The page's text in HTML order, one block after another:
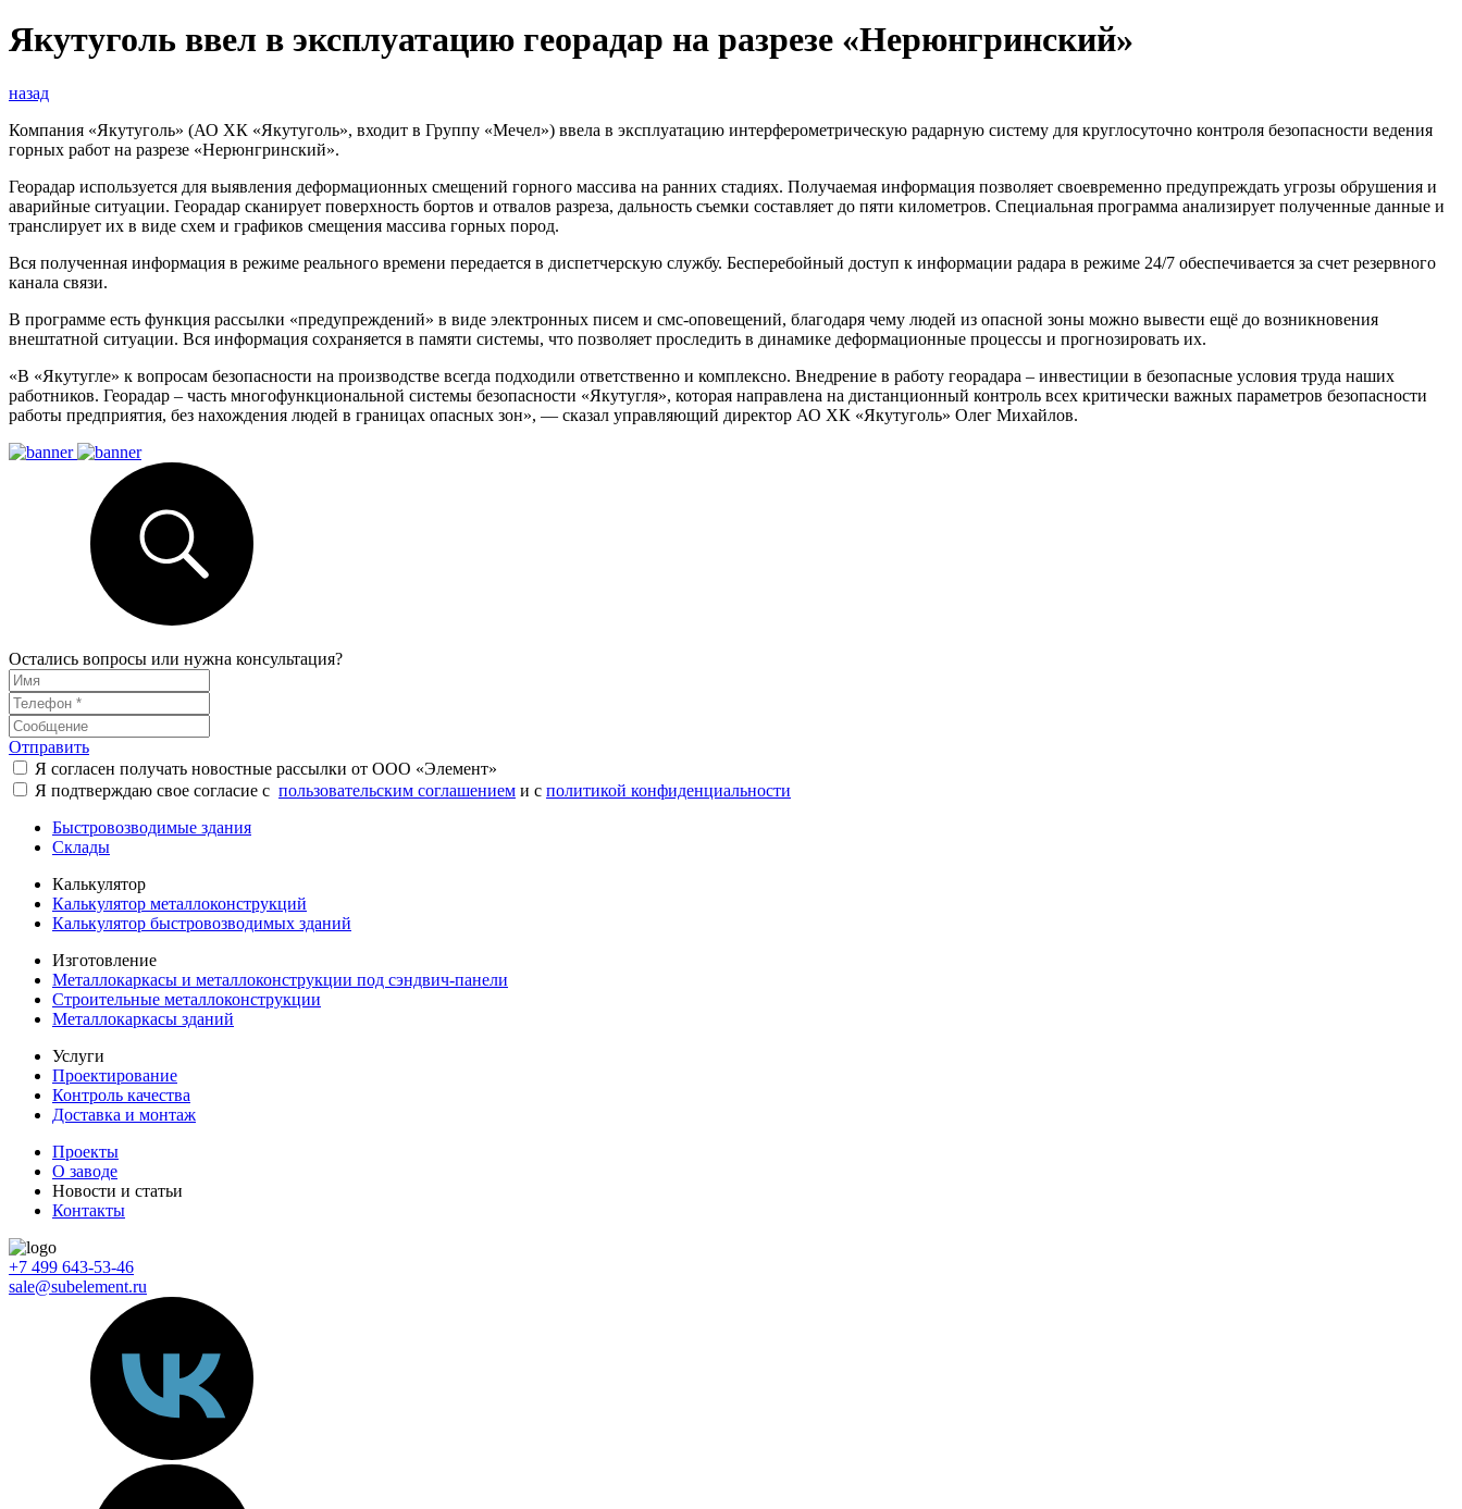
Якутуголь ввел в эксплуатацию георадар на разрезе «Нерюнгринский»
назад
Компания «Якутуголь» (АО ХК «Якутуголь», входит в Группу «Мечел») ввела в эксплуатацию интерферометрическую радарную систему для круглосуточно контроля безопасности ведения
горных работ на разрезе «Нерюнгринский».
Георадар используется для выявления деформационных смещений горного массива на ранних стадиях. Получаемая информация позволяет своевременно предупреждать угрозы обрушения и
аварийные ситуации. Георадар сканирует поверхность бортов и отвалов разреза, дальность съемки составляет до пяти километров. Специальная программа анализирует полученные данные и
транслирует их в виде схем и графиков смещения массива горных пород.
Вся полученная информация в режиме реального времени передается в диспетчерскую службу. Бесперебойный доступ к информации радара в режиме 24/7 обеспечивается за счет резервного
канала связи.
В программе есть функция рассылки «предупреждений» в виде электронных писем и смс-оповещений, благодаря чему людей из опасной зоны можно вывести ещё до возникновения
внештатной ситуации. Вся информация сохраняется в памяти системы, что позволяет проследить в динамике деформационные процессы и прогнозировать их.
«В «Якутугле» к вопросам безопасности на производстве всегда подходили ответственно и комплексно. Внедрение в работу георадара – инвестиции в безопасные условия труда наших
работников. Георадар – часть многофункциональной системы безопасности «Якутугля», которая направлена на дистанционный контроль всех критически важных параметров безопасности
работы предприятия, без нахождения людей в границах опасных зон», — сказал управляющий директор АО ХК «Якутуголь» Олег Михайлов.
Остались вопросы или нужна консультация?
Отправить
Я согласен получать новостные рассылки от ООО «Элемент»
Я подтверждаю свое согласие с пользовательским соглашением и с политикой конфиденциальности
Быстровозводимые здания
Склады
Калькулятор
Калькулятор металлоконструкций
Калькулятор быстровозводимых зданий
Изготовление
Металлокаркасы и металлоконструкции под сэндвич-панели
Строительные металлоконструкции
Металлокаркасы зданий
Услуги
Проектирование
Контроль качества
Доставка и монтаж
Проекты
О заводе
Новости и статьи
Контакты
+7 499 643-53-46
sale@subelement.ru